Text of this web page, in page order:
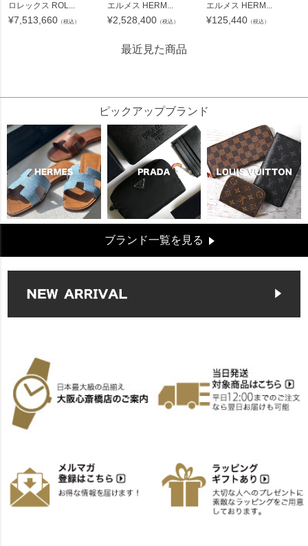
ロレックス ROL...
¥7,513,660 （税込）
エルメス HERM...
¥2,528,400 （税込）
エルメス HERM...
¥125,440 （税込）
最近見た商品
ピックアップブランド
ブランド一覧を見る